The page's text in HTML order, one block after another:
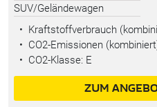
SUV/Geländewagen
• Kraftstoffverbrauch
• CO2-Emissionen
• CO2-Klasse: E
ZUM